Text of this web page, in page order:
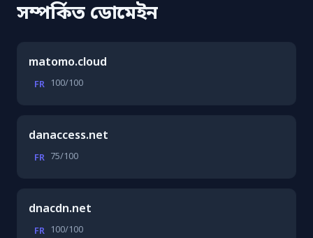
সম্পর্কিত ডোমেইন
matomo.cloud
FR 100/100
danaccess.net
FR 75/100
dnacdn.net
FR 100/100